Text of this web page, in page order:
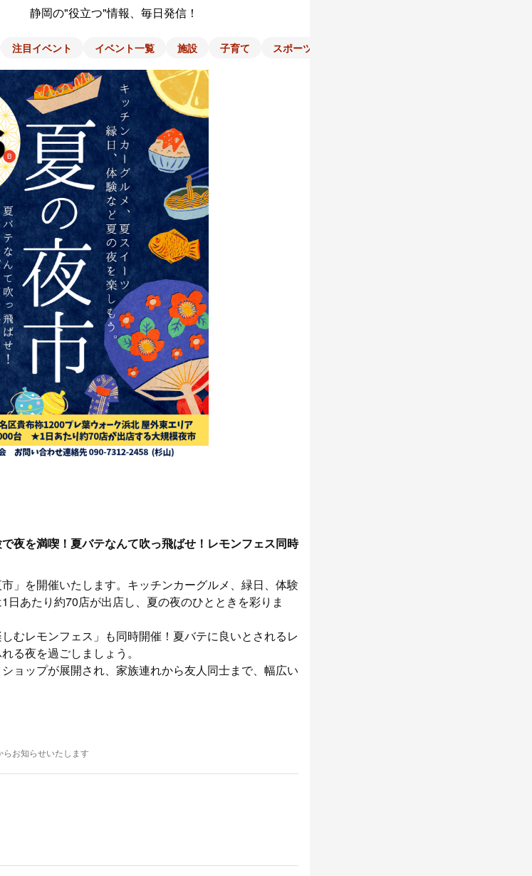
静岡の"役立つ"情報、毎日発信！
注目イベント イベント一覧 施設 子育て スポーツ
夜を満喫！夏バテなんて吹っ飛ばせ！レモンフェス同時
」を開催いたします。キッチンカーグルメ、緑日、体験
日あたり約70店が出店し、夏の夜のひとときを彩りま
むレモンフェス」も同時開催！夏バテに良いとされるレ
る夜を過ごしましょう。
ョップが展開され、家族連れから友人同士まで、幅広い
お知らせいたします